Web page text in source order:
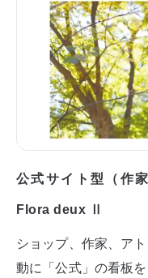
公式サイト型（作
Flora deux Ⅱ
ショップ、作家、ア
動に「公式」の看板